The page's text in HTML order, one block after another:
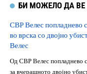
БИ МОЖЕЛО ДА ВЕ
СВР Велес попладнево
во врска со двојно
Велес
Од СВР Велес попладнево
за вчерашното двојно